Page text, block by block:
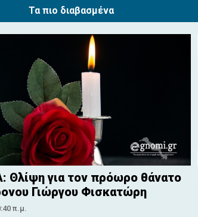
Τα πιο διαβασμένα
Θλίψη για τον πρόωρο θάνατο
Γιώργου Φισκατώρη
π.μ.